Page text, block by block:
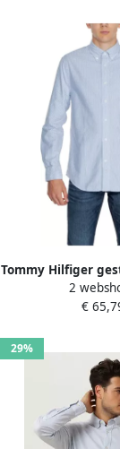
Tommy Hilfiger
fit overhemd
STRIPE shirt
2
€
29%